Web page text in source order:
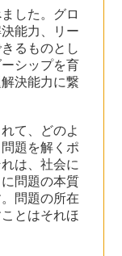
した。グロ
能力、リー
るものとし
シップを育
決能力に繋
て、どのよ
題を解くポ
は、社会に
問題の本質
問題の所在
とはそれほ